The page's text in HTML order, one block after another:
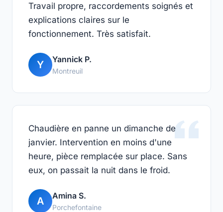
Travail propre, raccordements soignés et
explications claires sur le
fonctionnement. Très satisfait.
Y Yannick P.
Montreuil
Chaudière en panne un dimanche de
janvier. Intervention en moins d'une
heure, pièce remplacée sur place. Sans
eux, on passait la nuit dans le froid.
A Amina S.
Porchefontaine